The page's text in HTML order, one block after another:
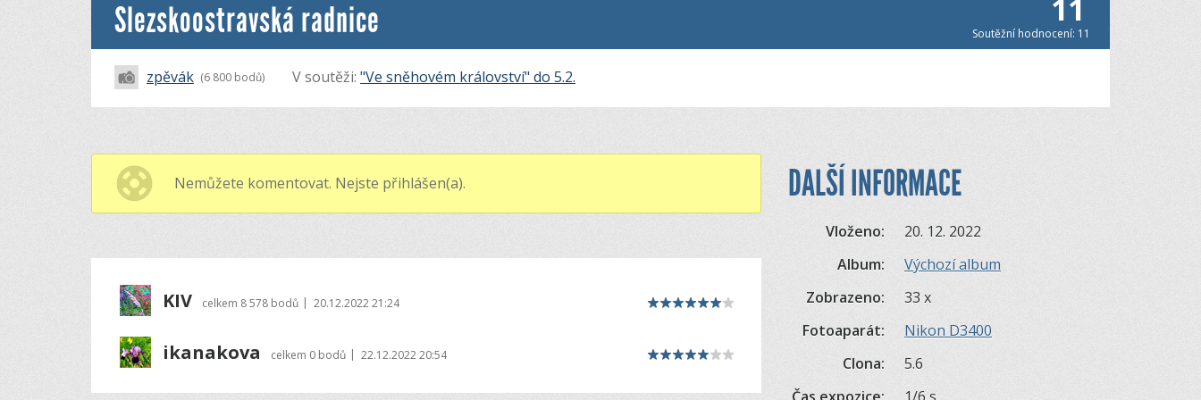
Slezskoostravská radnice 11
Soutěžní hodnocení: 11
zpěvák (6 800 bodů) V soutěži: "Ve sněhovém království" do 5.2.
Nemůžete komentovat. Nejste přihlášen(a).
KIV celkem 8 578 bodů | 20.12.2022 21:24
ikanakova celkem 0 bodů | 22.12.2022 20:54
DALŠÍ INFORMACE
Vloženo:
20. 12. 2022
Album:
Výchozí album
Zobrazeno:
33 x
Fotoaparát:
Nikon D3400
Clona:
5.6